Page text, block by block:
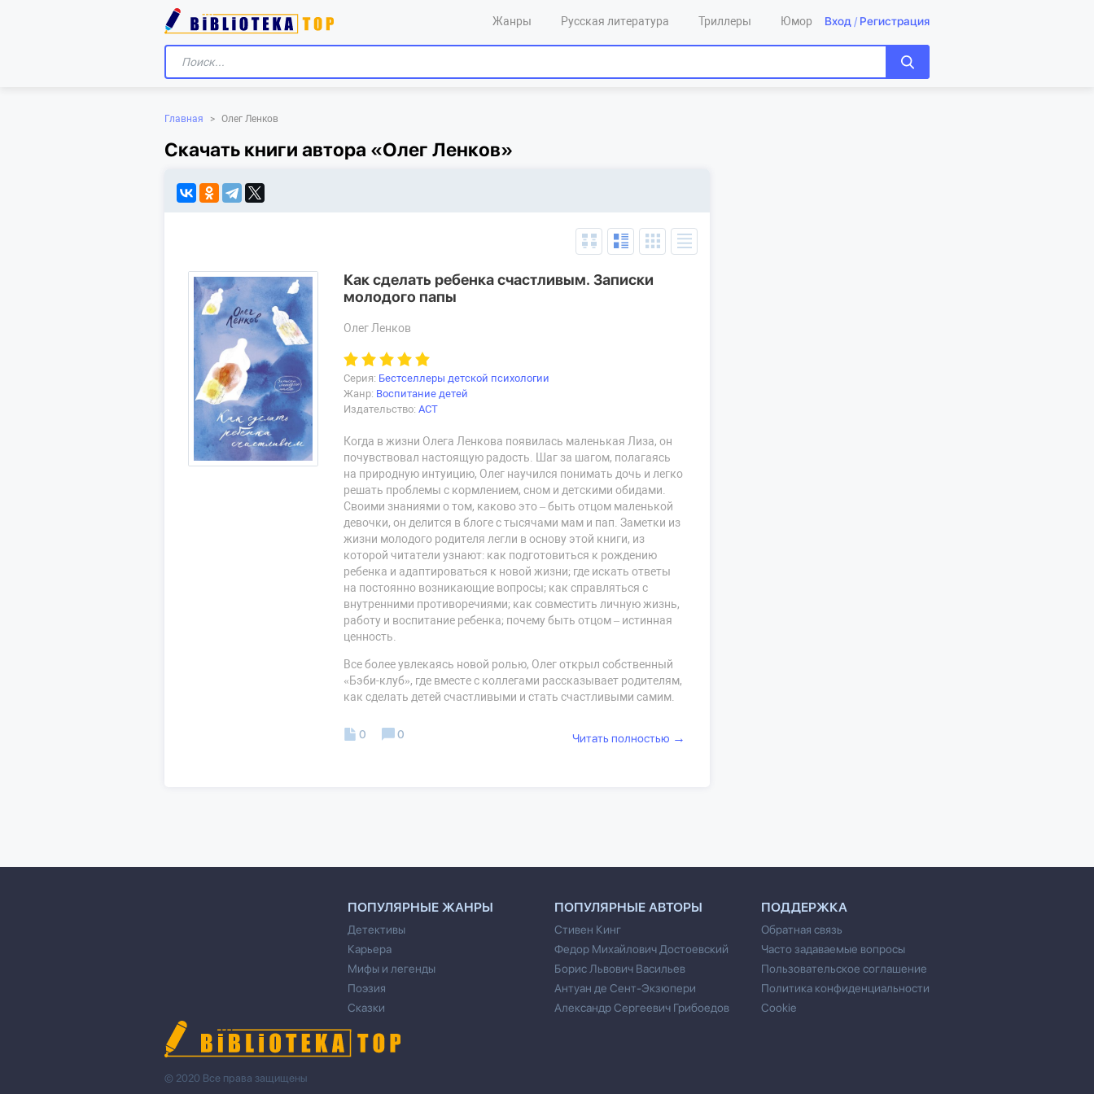
Жанры Русская литература Триллеры Юмор Вход / Регистрация
Главная > Олег Ленков
Скачать книги автора «Олег Ленков»
Как сделать ребенка счастливым. Записки
молодого папы
Олег Ленков
Серия: Бестселлеры детской психологии
Жанр: Воспитание детей
Издательство: АСТ
Когда в жизни Олега Ленкова появилась маленькая Лиза, он
почувствовал настоящую радость. Шаг за шагом, полагаясь
на природную интуицию, Олег научился понимать дочь и легко
решать проблемы с кормлением, сном и детскими обидами.
Своими знаниями о том, каково это – быть отцом маленькой
девочки, он делится в блоге с тысячами мам и пап. Заметки из
жизни молодого родителя легли в основу этой книги, из
которой читатели узнают: как подготовиться к рождению
ребенка и адаптироваться к новой жизни; где искать ответы
на постоянно возникающие вопросы; как справляться с
внутренними противоречиями; как совместить личную жизнь,
работу и воспитание ребенка; почему быть отцом – истинная
ценность.
Все более увлекаясь новой ролью, Олег открыл собственный
«Бэби-клуб», где вместе с коллегами рассказывает родителям,
как сделать детей счастливыми и стать счастливыми самим.
0 0 Читать полностью →
ПОПУЛЯРНЫЕ ЖАНРЫ
Детективы
Карьера
Мифы и легенды
Поэзия
Сказки
ПОПУЛЯРНЫЕ АВТОРЫ
Стивен Кинг
Федор Михайлович Достоевский
Борис Львович Васильев
Антуан де Сент-Экзюпери
Александр Сергеевич Грибоедов
ПОДДЕРЖКА
Обратная связь
Часто задаваемые вопросы
Пользовательское соглашение
Политика конфиденциальности
Cookie
© 2020 Все права защищены